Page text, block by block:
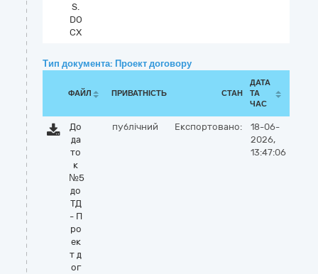
S.
DO
CX
Тип документа: Проект договору
ФАЙЛ ПРИВАТНІСТЬ СТАН
ДАТА
ТА
ЧАС
До
да
то
к
№5
до
ТД
- П
ро
ек
т д
ог
публічний Експортовано:
18-06-
2026,
13:47:06